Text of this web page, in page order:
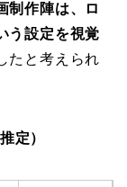
制作陣は、ロ
う設定を視覚
たと考えられ
定）